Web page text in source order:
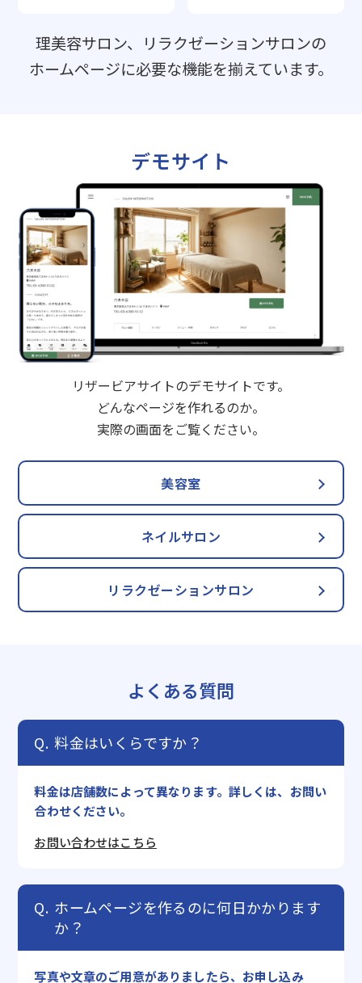
理美容サロン、リラクゼーションサロンの
ホームページに必要な機能を揃えています。
デモサイト
リザービアサイトのデモサイトです。
どんなページを作れるのか。
実際の画面をご覧ください。
美容室
ネイルサロン
リラクゼーションサロン
よくある質問
料金はいくらですか？
料金は店舗数によって異なります。詳しくは、お問い
合わせください。
お問い合わせはこちら
ホームページを作るのに何日かかります
か？
写真や文章のご用意がありましたら、お申し込み